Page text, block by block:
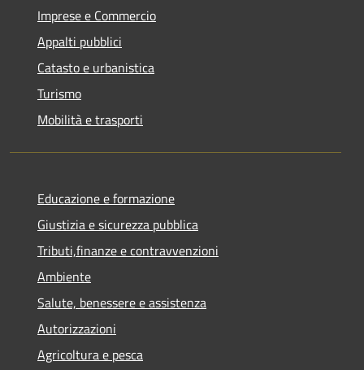
Imprese e Commercio
Appalti pubblici
Catasto e urbanistica
Turismo
Mobilità e trasporti
Educazione e formazione
Giustizia e sicurezza pubblica
Tributi,finanze e contravvenzioni
Ambiente
Salute, benessere e assistenza
Autorizzazioni
Agricoltura e pesca